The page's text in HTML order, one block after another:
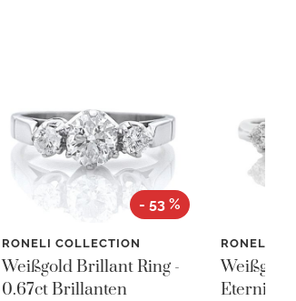
- 53 %
RONELI COLLECTION
Weißgold Brillant Ring -
0.67ct Brillanten
RONELI
Eternity